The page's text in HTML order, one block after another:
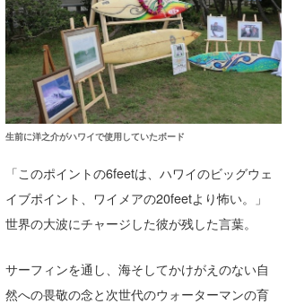
生前に洋之介がハワイで使用していたボード
「このポイントの6feetは、ハワイのビッグウェ
イブポイント、ワイメアの20feetより怖い。」
世界の大波にチャージした彼が残した言葉。
サーフィンを通し、海そしてかけがえのない自
然への畏敬の念と次世代のウォーターマンの育
mitz
OYZ
S.K
Soulman
VAGY
たっちー